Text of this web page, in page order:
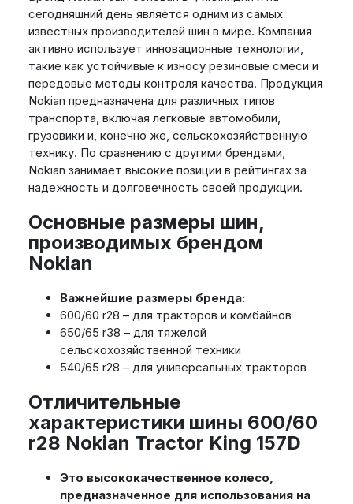
сегодняшний день является одним из самых
известных производителей шин в мире. Компания
активно использует инновационные технологии,
такие как устойчивые к износу резиновые смеси и
передовые методы контроля качества. Продукция
Nokian предназначена для различных типов
транспорта, включая легковые автомобили,
грузовики и, конечно же, сельскохозяйственную
технику. По сравнению с другими брендами,
Nokian занимает высокие позиции в рейтингах за
надежность и долговечность своей продукции.
Основные размеры шин,
производимых брендом
Nokian
Важнейшие размеры бренда:
600/60 r28 – для тракторов и комбайнов
650/65 r38 – для тяжелой
сельскохозяйственной техники
540/65 r28 – для универсальных тракторов
Отличительные
характеристики шины 600/60
r28 Nokian Tractor King 157D
Это высококачественное колесо,
предназначенное для использования на